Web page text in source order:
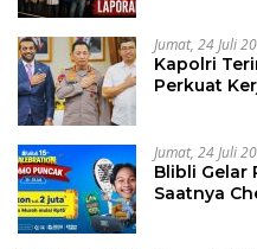
Jumat, 24 Juli
Kapolri
Perkuat
Jumat, 24 Juli
Blibli Gelar
Saatnya